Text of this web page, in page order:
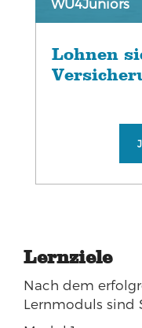
WU4Juniors
Lohnen
Lernziele
Nach dem
Lernmoduls sind